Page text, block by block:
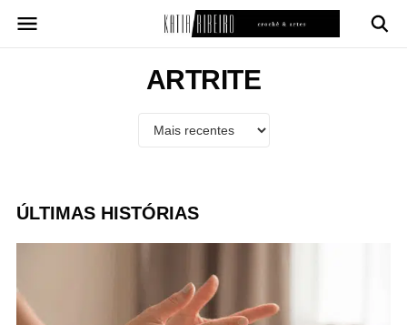
para
ARTRITE
ÚLTIMAS HISTÓRIAS